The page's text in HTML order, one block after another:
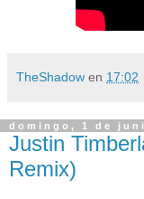
TheShadow en 17:02
domingo, 1 de
Justin
Remix)